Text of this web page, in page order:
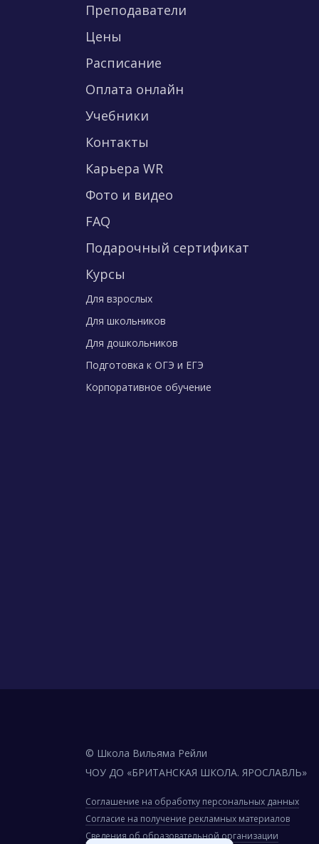
Преподаватели
Цены
Расписание
Оплата онлайн
Учебники
Контакты
Карьера WR
Фото и видео
FAQ
Подарочный сертификат
Курсы
Для взрослых
Для школьников
Для дошкольников
Подготовка к ОГЭ и ЕГЭ
Корпоративное обучение
© Школа Вильяма Рейли
ЧОУ ДО «БРИТАНСКАЯ ШКОЛА. ЯРОСЛАВЛЬ»
Соглашение на обработку персональных данных
Согласие на получение рекламных материалов
Сведения об образовательной организации